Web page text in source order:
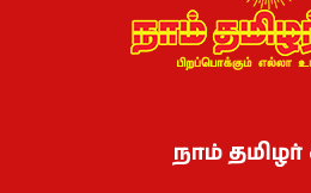
நாம் தமிழர்